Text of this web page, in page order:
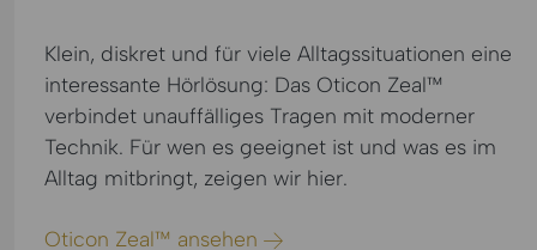
Klein, diskret und für viele Alltagssituationen eine
interessante Hörlösung: Das Oticon Zeal™
verbindet unauffälliges Tragen mit moderner
Technik. Für wen es geeignet ist und was es im
Alltag mitbringt, zeigen wir hier.
Oticon Zeal™ ansehen